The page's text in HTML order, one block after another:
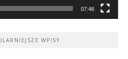
07:46
WPISY